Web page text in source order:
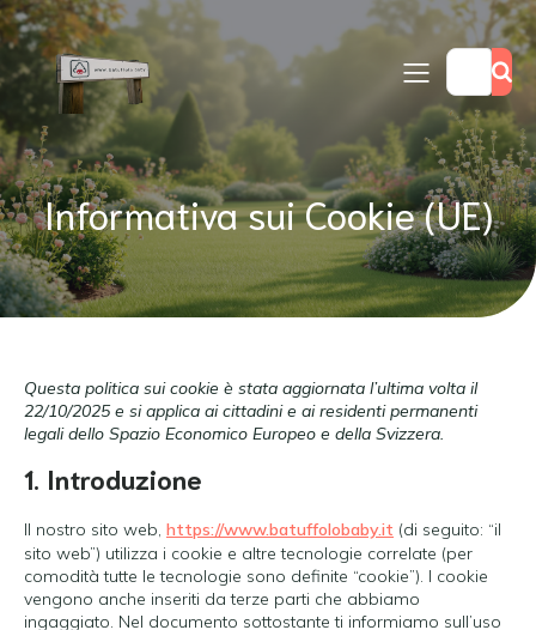
Informativa sui Cookie (UE)
Questa politica sui cookie è stata aggiornata l’ultima volta il
22/10/2025 e si applica ai cittadini e ai residenti permanenti
legali dello Spazio Economico Europeo e della Svizzera.
1. Introduzione
Il nostro sito web, https://www.batuffolobaby.it (di seguito: “il
sito web”) utilizza i cookie e altre tecnologie correlate (per
comodità tutte le tecnologie sono definite “cookie”). I cookie
vengono anche inseriti da terze parti che abbiamo
ingaggiato. Nel documento sottostante ti informiamo sull’uso